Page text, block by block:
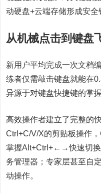
动硬盘+云端存储形成安全
从机械点击到键盘
新用户平均完成一次文档
练者仅需敲击键盘就能在
异源于对键盘快捷键的掌握
高效操作者建立了完整的
Ctrl+C/V/X的剪贴板操作
掌握Alt+Ctrl+←→快速切换
务管理器；专家层甚至自
动操作。